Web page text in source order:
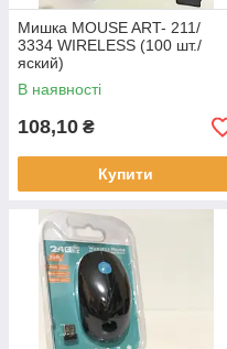
Мишка MOUSE ART- 211/
3334 WIRELESS (100 шт./
яский)
В наявності
108,10 ₴
Купити